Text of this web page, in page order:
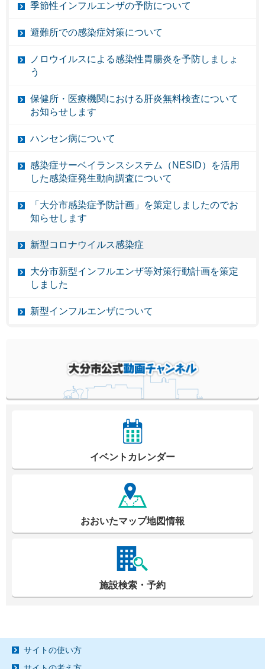
季節性インフルエンザの予防について
避難所での感染症対策について
ノロウイルスによる感染性胃腸炎を予防しましょ
う
保健所・医療機関における肝炎無料検査について
お知らせします
ハンセン病について
感染症サーベイランスシステム（NESID）を活用
した感染症発生動向調査について
「大分市感染症予防計画」を策定しましたのでお
知らせします
新型コロナウイルス感染症
大分市新型インフルエンザ等対策行動計画を策定
しました
新型インフルエンザについて
イベントカレンダー
おおいたマップ地図情報
施設検索・予約
サイトの使い方